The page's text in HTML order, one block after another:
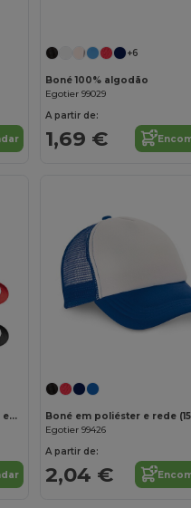
+6
Boné 100% algodão
Egotier 99029
A partir de:
1,69 €
Chapéu em PP com fita branca em poliéster
Boné em poliéster e rede
Egotier 99426
A partir de:
2,04 €